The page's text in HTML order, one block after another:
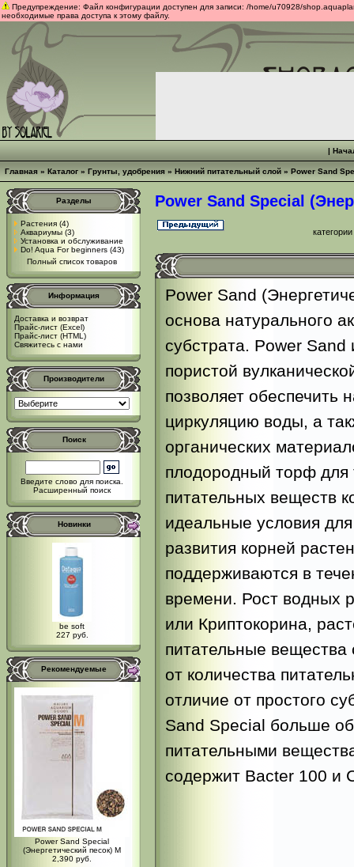
Предупреждение: Файл конфигурации доступен для записи: /home/u70928/
необходимые права доступа к этому файлу.
|
Главная » Каталог » Грунты, удобрения » Нижний питательный слой » Power Sand
Разделы
Растения (4)
Аквариумы (3)
Установка и обслуживание
Do! Aqua For beginners (43)
Полный список товаров
Информация
Доставка и возврат
Прайс-лист (Excel)
Прайс-лист (HTML)
Свяжитесь с нами
Производители
Поиск
Введите слово для поиска.
Расширенный поиск
Новинки
be soft
227 руб.
Рекомендуемые
Power Sand Special
(Энергетический песок) M
2,390 руб.
Power Sand Special
Power Sand
основа натурального
субстрата. Power Sand
пористой
позволяет обеспечить
циркуляцию воды, а
органических
плодородный торф для
питательных веществ
идеальные условия
развития корней
поддерживаются в
времени. Рост водных
или Криптокорина,
питательные вещества
от количества
отличие от простого
Sand Special больше
питательными
содержит Bacter 100 и